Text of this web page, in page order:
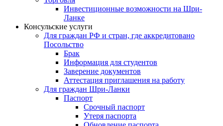
Инвестиционные возможности на Шри-
Ланке
Консульские услуги
Для граждан РФ и стран, где аккредитовано
Посольство
Брак
Информация для студентов
Заверение документов
Аттестация приглашения на работу
Для граждан Шри-Ланки
Паспорт
Срочный паспорт
Утеря паспорта